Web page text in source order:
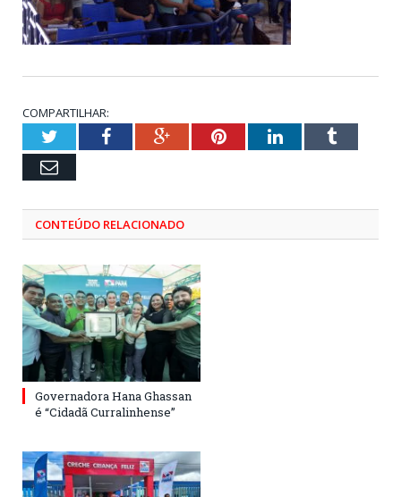
COMPARTILHAR:
TwitterFacebookGoogle+PinterestLinkedInTumblr
Email
CONTEÚDO RELACIONADO
Governadora Hana Ghassan
é “Cidadã Curralinhense”